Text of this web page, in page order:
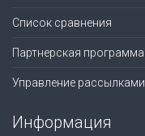
Список сравнения
Партнерская программа
Управление рассылками
Информация